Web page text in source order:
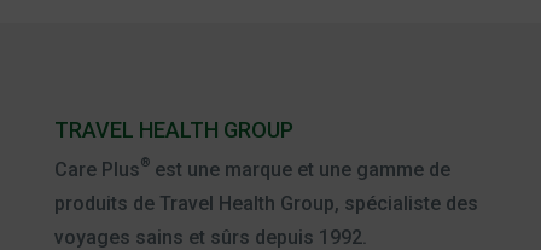
TRAVEL HEALTH GROUP
Care Plus®est une marque et une gamme de
produits de Travel Health Group, spécialiste des
voyages sains et sûrs depuis 1992.